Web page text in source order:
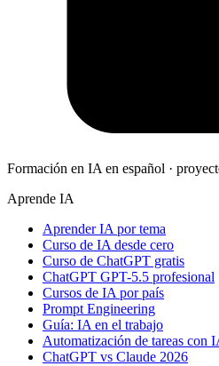
Formación en IA en español ·
Aprende IA
Aprender IA por tema
Curso de IA desde cero
Curso de ChatGPT gratis
ChatGPT GPT-5.5 profesional
Cursos de IA por país
Prompt Engineering
Guía: IA en el trabajo
Automatización de tareas con
ChatGPT vs Claude 2026